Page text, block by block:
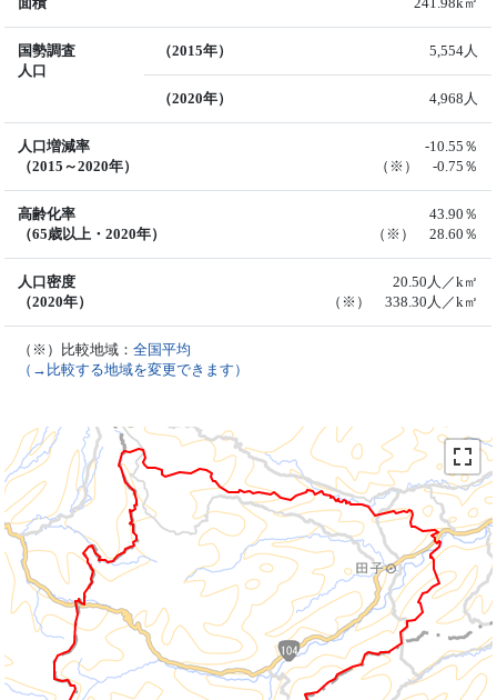
国勢調査
人口
（2015年） 5,554人
（2020年） 4,968人
人口増減率
（2015～2020年）
-10.55％
（※） -0.75％
高齢化率
（65歳以上・2020年）
43.90％
（※） 28.60％
人口密度
（2020年）
20.50人／k㎡
（※） 338.30人／k㎡
（※）比較地域：全国平均
（→比較する地域を変更できます）